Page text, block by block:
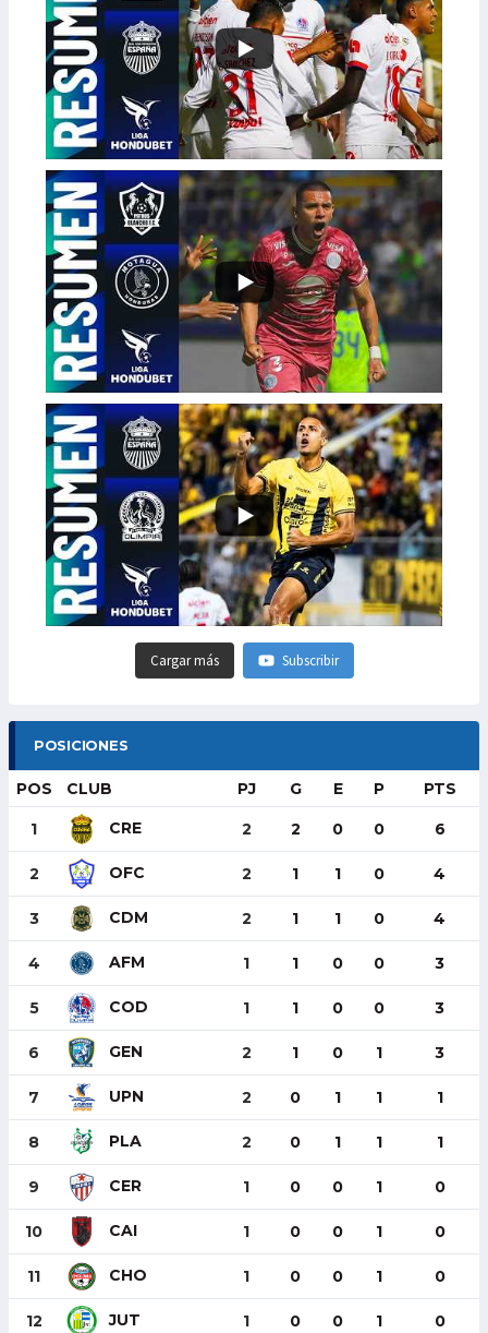
Cargar más Subscribir
POSICIONES
POS CLUB PJ G E P PTS
1 CRE 2 2 0 0 6
2 OFC 2 1 1 0 4
3 CDM 2 1 1 0 4
4 AFM 1 1 0 0 3
5 COD 1 1 0 0 3
6 GEN 2 1 0 1 3
7 UPN 2 0 1 1 1
8 PLA 2 0 1 1 1
9 CER 1 0 0 1 0
10 CAI 1 0 0 1 0
11 CHO 1 0 0 1 0
12 JUT 1 0 0 1 0